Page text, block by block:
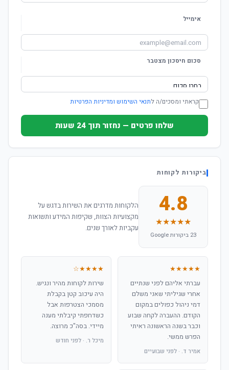
אימייל
סכום חיסכון מצטבר
קראתי ומסכים/ה לתנאי השימוש ומדיניות הפרטיות
שלחו פרטים — נחזור תוך 24 שעות
ביקורות לקוחות
4.8
★★★★★
23 ביקורות Google
הלקוחות מדרגים את השירות בדגש על
מקצועיות הצוות, שקיפות המידע ותשואות
עקביות לאורך שנים.
★★★★★
עברתי אליהם לפני שנתיים
אחרי שגיליתי שאני משלם
דמי ניהול כפולים במקום
הקודם. ההעברה לקחה שבוע
וכבר בשנה הראשונה ראיתי
הפרש ממשי.
אמיר ד. · לפני שבועיים
★★★★☆
שירות לקוחות מהיר ונגיש.
היה עיכוב קטן בקבלת
מסמכי הצטרפות אבל
כשדחפתי קיבלתי מענה
מיידי. בסה"כ מרוצה.
מיכל ר. · לפני חודש